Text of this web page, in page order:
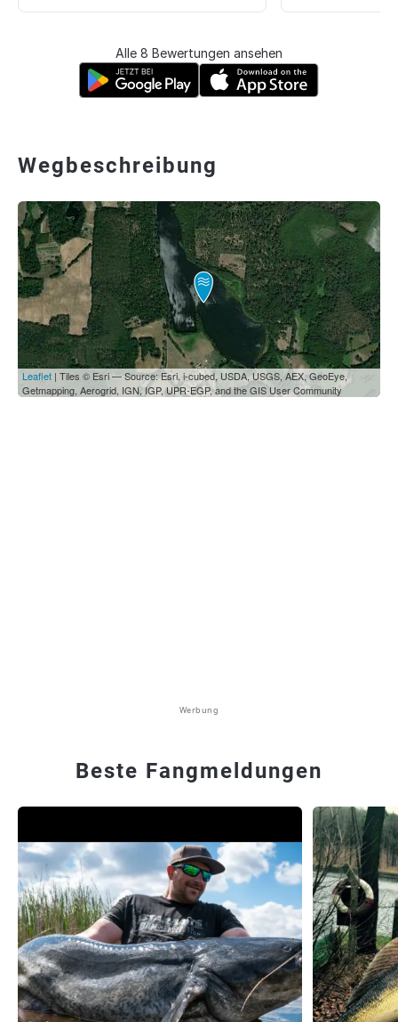
Alle 8 Bewertungen ansehen
Wegbeschreibung
Leaflet | Tiles © Esri — Source: Esri, i-cubed, USDA, USGS, AEX, GeoEye,
Getmapping, Aerogrid, IGN, IGP, UPR-EGP, and the GIS User Community
Werbung
Beste Fangmeldungen